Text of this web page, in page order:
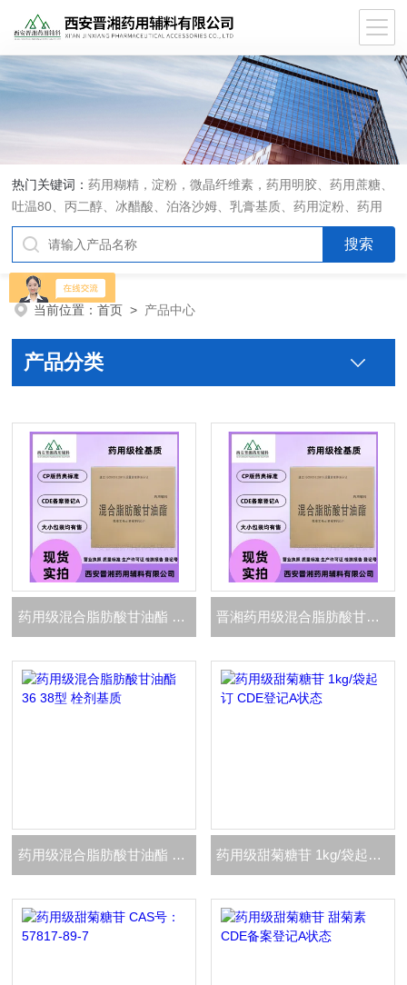
热门关键词：药用糊精，淀粉，微晶纤维素，药用明胶、药用蔗糖、
吐温80、丙二醇、冰醋酸、泊洛沙姆、乳膏基质、药用淀粉、药用
糊精、硬脂酸镁、聚丙烯酸树脂系列、羧甲基淀粉钠、羧甲基纤维素
钠、可溶性淀粉、甘露醇、羟丙纤维素、羟丙基甲基纤维素、乳糖、
交联聚维酮、交联羧甲基纤维素钠、聚乙二醇（PEG）系列、二氧化
硅、聚乙烯吡咯烷酮、十八醇、十六醇、预交化淀粉、微晶纤维素、
甲基纤维素、乙基纤维素，三氯蔗糖，麝香草酚，药用蜂蜜，
当前位置：首页 > 产品中心
产品分类
药用级混合脂肪酸甘油酯 36 38型 药用硬脂 晋湘药用级混合脂肪酸甘油酯 半混甘酯
药用级混合脂肪酸甘油酯 36 38型 栓剂基质 药用级甜菊糖苷 1kg/袋起订 CDE登记A状态